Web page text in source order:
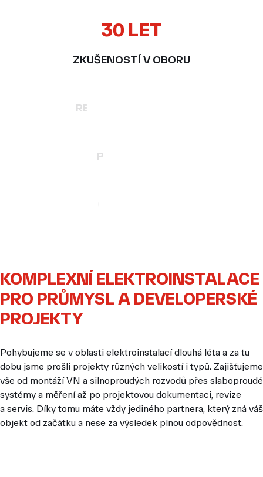
30 LET
ZKUŠENOSTÍ V OBORU
REALIZACÍ PROJEKTŮ
PRACOVNÍKŮ
KOMPLEXNÍ ELEKTROINSTALACE
PRO PRŮMYSL A DEVELOPERSKÉ
PROJEKTY
Pohybujeme se v oblasti elektroinstalací dlouhá léta a za tu
dobu jsme prošli projekty různých velikostí i typů. Zajišťujeme
vše od montáží VN a silnoproudých rozvodů přes slaboproudé
systémy a měření až po projektovou dokumentaci, revize
a servis. Díky tomu máte vždy jediného partnera, který zná váš
objekt od začátku a nese za výsledek plnou odpovědnost.